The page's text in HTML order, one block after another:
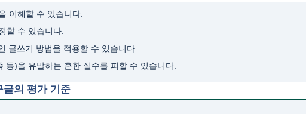
이해할 수 있습니다.
할 수 있습니다.
글쓰기 방법을 적용할 수 있습니다.
등)을 유발하는 흔한 실수를 피할 수 있습니다.
글의 평가 기준